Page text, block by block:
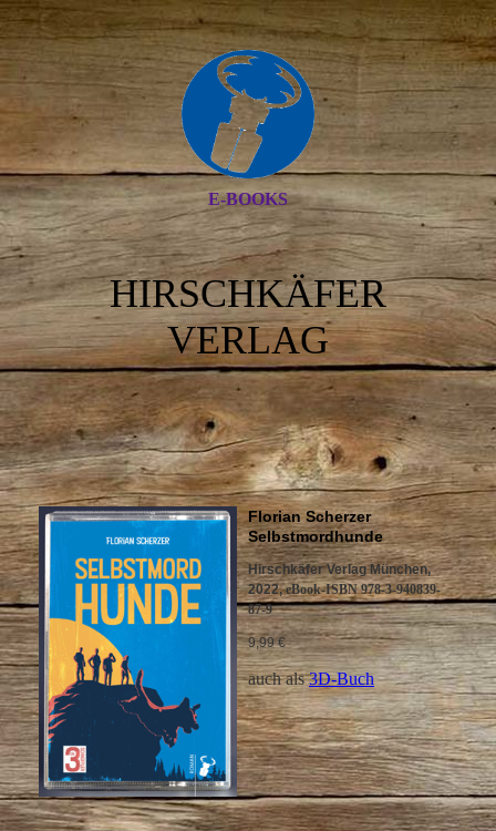
E-BOOKS
HIRSCHKÄFER
VERLAG
Florian Scherzer
Selbstmordhunde
Hirschkäfer Verlag München,
2022,eBook-ISBN 978-3-940839-
87-9
9,99 €
auch als3D-Buch